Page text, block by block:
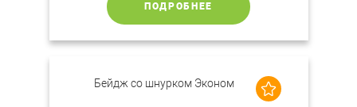
ПОДРОБНЕЕ
Бейдж со шнурком Эконом